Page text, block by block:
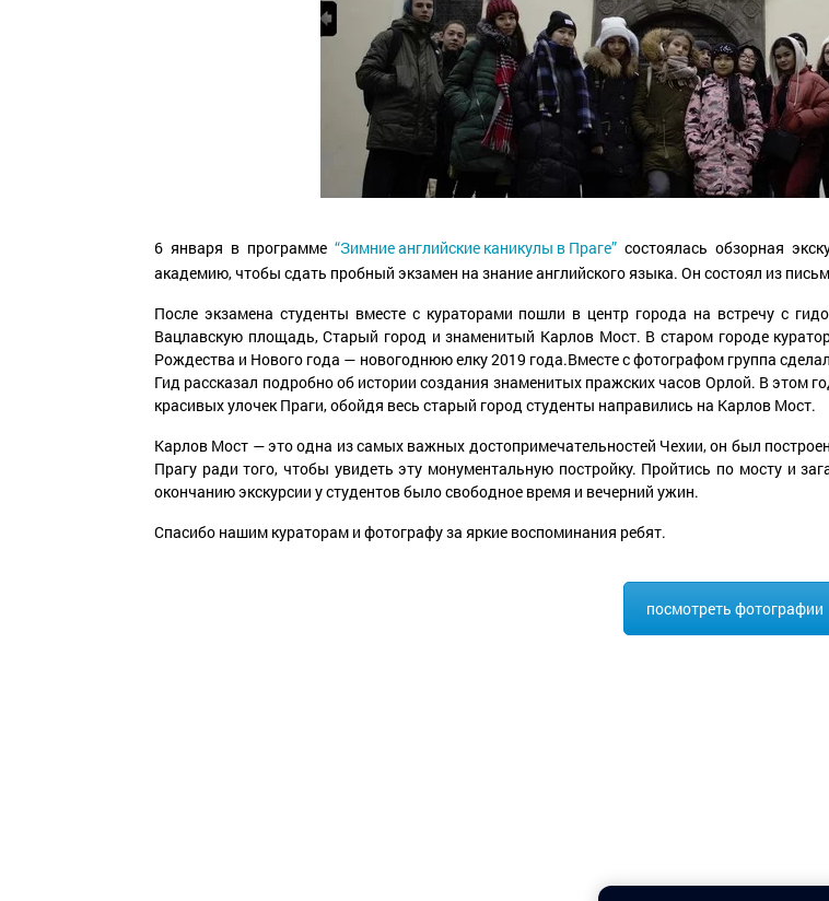
6 января в программе “Зимние английские каникулы в Праге” состоялась обзорная
академию, чтобы сдать пробный экзамен на знание английского языка. Он состоял из
После экзамена студенты вместе с кураторами пошли в центр города на встречу с
Вацлавскую площадь, Старый город и знаменитый Карлов Мост. В старом городе
Рождества и Нового года — новогоднюю елку 2019 года.Вместе с фотографом группа
Гид рассказал подробно об истории создания знаменитых пражских часов Орлой. В этом
красивых улочек Праги, обойдя весь старый город студенты направились на Карлов Мост.
Карлов Мост — это одна из самых важных достопримечательностей Чехии, он был
Прагу ради того, чтобы увидеть эту монументальную постройку. Пройтись по мосту и
окончанию экскурсии у студентов было свободное время и вечерний ужин.
Спасибо нашим кураторам и фотографу за яркие воспоминания ребят.
посмотреть фотографии